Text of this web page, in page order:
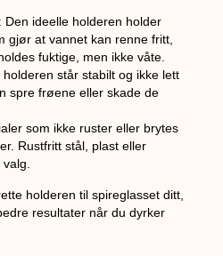
: Den ideelle holderen holder
gjør at vannet kan renne fritt,
fuktige, men ikke våte.
står stabilt og ikke lett
spre frøene eller skade de
som ikke ruster eller brytes
Rustfritt stål, plast eller
holderen til spireglasset ditt,
resultater når du dyrker